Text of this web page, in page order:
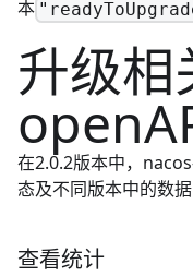
本
升级相
在2.0.2版本中，
态及不同版本中的数
查看统计